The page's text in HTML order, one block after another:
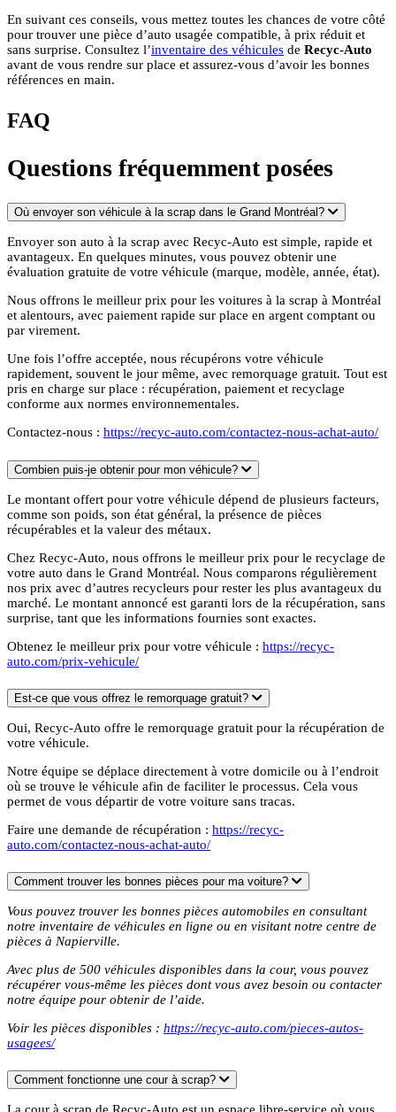
En suivant ces conseils, vous mettez toutes les chances de votre côté
pour trouver une pièce d’auto usagée compatible, à prix réduit et
sans surprise. Consultez l’inventaire des véhicules de Recyc-Auto
avant de vous rendre sur place et assurez-vous d’avoir les bonnes
références en main.
FAQ
Questions fréquemment posées
Où envoyer son véhicule à la scrap dans le Grand Montréal?
Envoyer son auto à la scrap avec Recyc-Auto est simple, rapide et
avantageux. En quelques minutes, vous pouvez obtenir une
évaluation gratuite de votre véhicule (marque, modèle, année, état).
Nous offrons le meilleur prix pour les voitures à la scrap à Montréal
et alentours, avec paiement rapide sur place en argent comptant ou
par virement.
Une fois l’offre acceptée, nous récupérons votre véhicule
rapidement, souvent le jour même, avec remorquage gratuit. Tout est
pris en charge sur place : récupération, paiement et recyclage
conforme aux normes environnementales.
Contactez-nous : https://recyc-auto.com/contactez-nous-achat-auto/
Combien puis-je obtenir pour mon véhicule?
Le montant offert pour votre véhicule dépend de plusieurs facteurs,
comme son poids, son état général, la présence de pièces
récupérables et la valeur des métaux.
Chez Recyc-Auto, nous offrons le meilleur prix pour le recyclage de
votre auto dans le Grand Montréal. Nous comparons régulièrement
nos prix avec d’autres recycleurs pour rester les plus avantageux du
marché. Le montant annoncé est garanti lors de la récupération, sans
surprise, tant que les informations fournies sont exactes.
Obtenez le meilleur prix pour votre véhicule : https://recyc-
auto.com/prix-vehicule/
Est-ce que vous offrez le remorquage gratuit?
Oui, Recyc-Auto offre le remorquage gratuit pour la récupération de
votre véhicule.
Notre équipe se déplace directement à votre domicile ou à l’endroit
où se trouve le véhicule afin de faciliter le processus. Cela vous
permet de vous départir de votre voiture sans tracas.
Faire une demande de récupération : https://recyc-
auto.com/contactez-nous-achat-auto/
Comment trouver les bonnes pièces pour ma voiture?
Vous pouvez trouver les bonnes pièces automobiles en consultant
notre inventaire de véhicules en ligne ou en visitant notre centre de
pièces à Napierville.
Avec plus de 500 véhicules disponibles dans la cour, vous pouvez
récupérer vous-même les pièces dont vous avez besoin ou contacter
notre équipe pour obtenir de l’aide.
Voir les pièces disponibles : https://recyc-auto.com/pieces-autos-
usagees/
Comment fonctionne une cour à scrap?